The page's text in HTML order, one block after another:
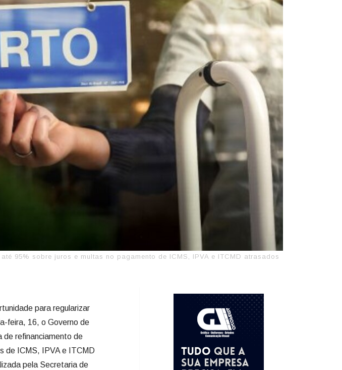
95% sobre juros e multas no pagamento de ICMS, IPVA e ITCMD atrasados
para regularizar
feira, 16, o Governo de
de refinanciamento de
de ICMS, IPVA e ITCMD
pela Secretaria de